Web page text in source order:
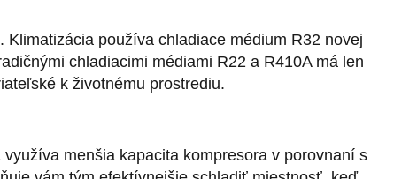
používa chladiace médium R32 novej
chladiacimi médiami R22 a R410A má len
k životnému prostrediu.
menšia kapacita kompresora v porovnaní s